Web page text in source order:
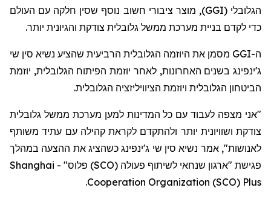
הגלובלי (GGI), מוצר ציבורי חשוב נוסף שסין חלקה עם העולם
כדי לקדם בניית מערכת ממשל גלובלית צודקת והגיונית יותר.
ה-GGI מסמן את היוזמה הגלובלית הרביעית שהציע נשיא סין שי
ג'ינפינג בשנים האחרונות, לאחר יוזמת הפיתוח הגלובלית, יוזמת
הביטחון הגלובלית ויוזמת הציוויליזציה הגלובלית.
"אני מצפה לעבוד עם כל המדינות למען מערכת ממשל גלובלית
צודקת ושוויונית יותר ולהתקדם לקראת קהילה עם עתיד משותף
לאנושות", אמר נשיא סין שי ג'ינפינג כשהציג את ההצעה במהלך
פגישת "ארגון שנחאי לשיתוף פעולה (SCO) פלוס" -
Shanghai
Cooperation Organization (SCO) Plus
.